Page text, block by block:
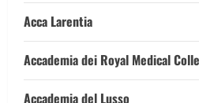
Acca Larentia
Accademia dei Royal Medical
Accademia del Lusso